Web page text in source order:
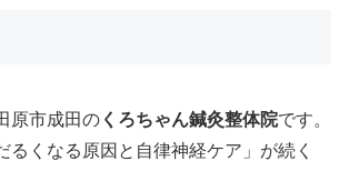
原市成田の くろちゃん鍼灸整体院です。
るくなる原因と自律神経ケア」が続く